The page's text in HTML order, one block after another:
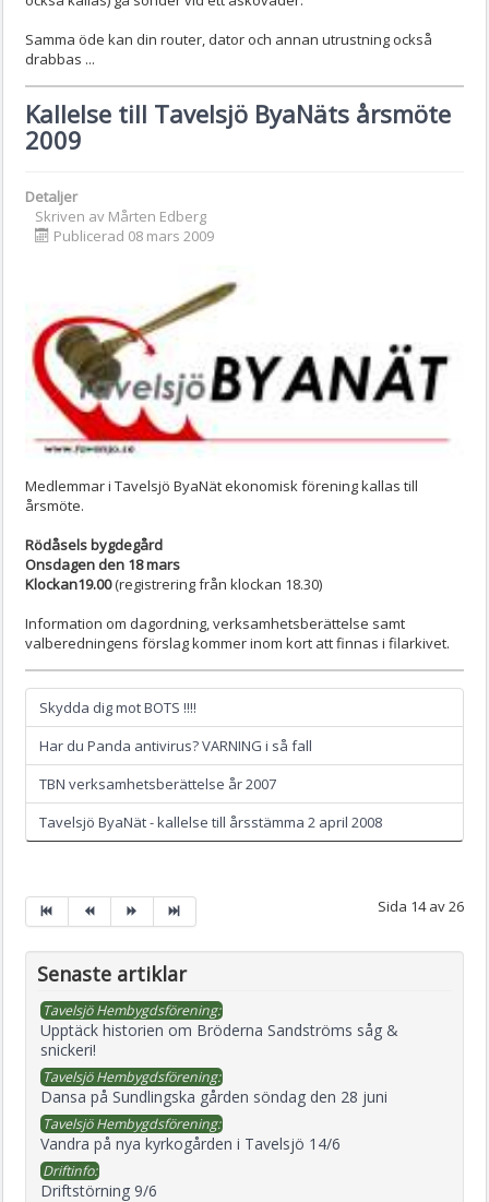
Samma öde kan din router, dator och annan utrustning också
drabbas ...
Kallelse till Tavelsjö ByaNäts årsmöte
2009
Detaljer
Skriven av Mårten Edberg
Publicerad 08 mars 2009
Medlemmar i Tavelsjö ByaNät ekonomisk förening kallas till
årsmöte.
Rödåsels bygdegård
Onsdagen den 18 mars
Klockan19.00(registrering från klockan 18.30)
Information om dagordning, verksamhetsberättelse samt
valberedningens förslag kommer inom kort att finnas i filarkivet.
Skydda dig mot BOTS !!!!
Har du Panda antivirus? VARNING i så fall
TBN verksamhetsberättelse år 2007
Tavelsjö ByaNät - kallelse till årsstämma 2 april 2008
Sida 14 av 26
Senaste artiklar
Tavelsjö Hembygdsförening:
Upptäck historien om Bröderna Sandströms såg &
snickeri!
Tavelsjö Hembygdsförening:
Dansa på Sundlingska gården söndag den 28 juni
Tavelsjö Hembygdsförening:
Vandra på nya kyrkogården i Tavelsjö 14/6
Driftinfo:
Driftstörning 9/6